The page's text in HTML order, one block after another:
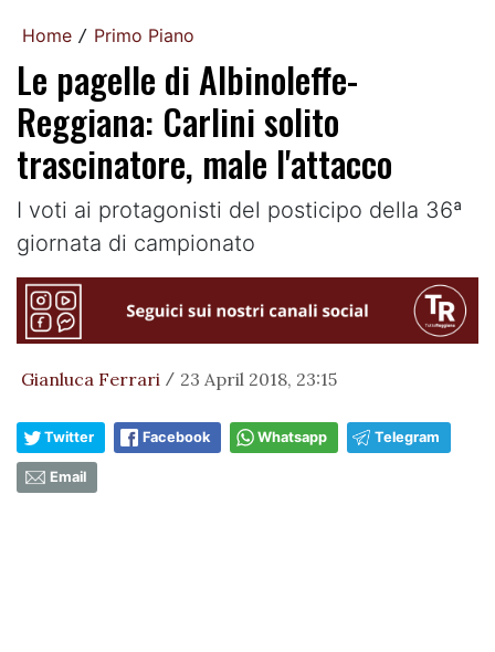
Home / Primo Piano
Le pagelle di Albinoleffe-
Reggiana: Carlini solito
trascinatore, male l'attacco
I voti ai protagonisti del posticipo della 36ª
giornata di campionato
Gianluca Ferrari / 23 April 2018, 23:15
Twitter Facebook Whatsapp Telegram
Email